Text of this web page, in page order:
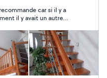
il y avait un autre
c’est que malgré